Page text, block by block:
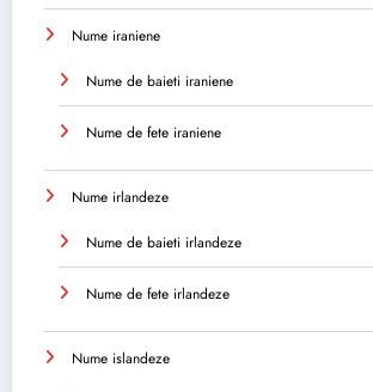
Nume iraniene
Nume de baieti iraniene
Nume de fete iraniene
Nume irlandeze
Nume de baieti irlandeze
Nume de fete irlandeze
Nume islandeze